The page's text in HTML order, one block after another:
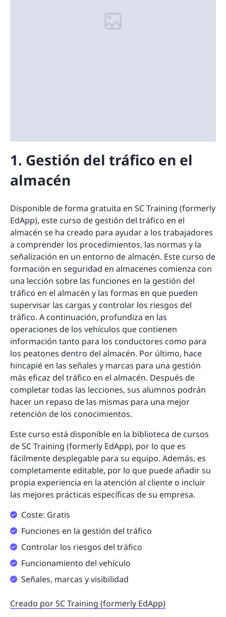
1. Gestión del tráfico en el
almacén
Disponible de forma gratuita en SC Training (formerly
EdApp), este curso de gestión del tráfico en el
almacén se ha creado para ayudar a los trabajadores
a comprender los procedimientos, las normas y la
señalización en un entorno de almacén. Este curso de
formación en seguridad en almacenes comienza con
una lección sobre las funciones en la gestión del
tráfico en el almacén y las formas en que pueden
supervisar las cargas y controlar los riesgos del
tráfico. A continuación, profundiza en las
operaciones de los vehículos que contienen
información tanto para los conductores como para
los peatones dentro del almacén. Por último, hace
hincapié en las señales y marcas para una gestión
más eficaz del tráfico en el almacén. Después de
completar todas las lecciones, sus alumnos podrán
hacer un repaso de las mismas para una mejor
retención de los conocimientos.
Este curso está disponible en la biblioteca de cursos
de SC Training (formerly EdApp), por lo que es
fácilmente desplegable para su equipo. Además, es
completamente editable, por lo que puede añadir su
propia experiencia en la atención al cliente o incluir
las mejores prácticas específicas de su empresa.
Coste: Gratis
Funciones en la gestión del tráfico
Controlar los riesgos del tráfico
Funcionamiento del vehículo
Señales, marcas y visibilidad
Creado por SC Training (formerly EdApp)